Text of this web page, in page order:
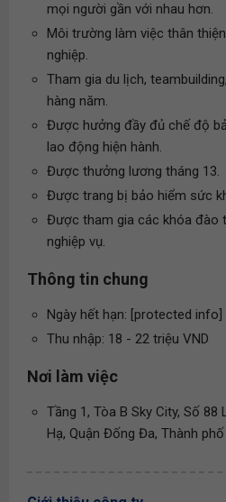
mọi người gần với nhau hơn.
Môi trường làm việc thân
nghiệp.
Tham gia du lịch,
hàng năm.
Được hưởng đầy đủ chế độ
lao động hiện hành.
Được thưởng lương tháng 13.
Được trang bị bảo hiểm sức
Được tham gia các khóa đào
nghiệp vụ.
Thông tin chung
Ngày hết hạn: [protected info]
Thu nhập: 18 - 22 triệu VND
Nơi làm việc
Tầng 1, Tòa B Sky City, Số 88
Hạ, Quận Đống Đa, Thành